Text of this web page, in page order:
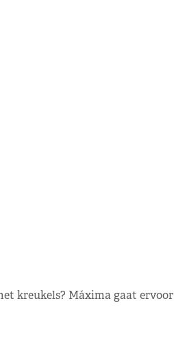
kreukels? Máxima gaat ervoor